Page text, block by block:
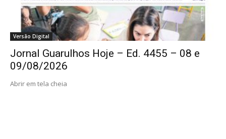
Versão Digital
Jornal Guarulhos Hoje – Ed. 4455 – 08 e
09/08/2026
Abrir em tela cheia